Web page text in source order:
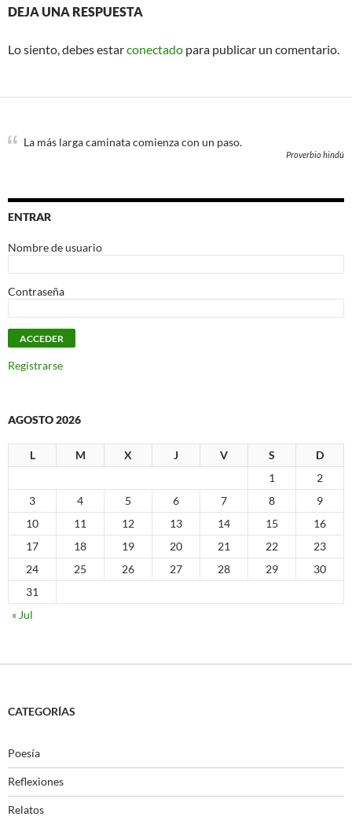
DEJA UNA RESPUESTA
Lo siento, debes estarconectado para publicar un comentario.
La más larga caminata comienza con un paso.
Proverbio hindú
ENTRAR
Nombre de usuario
Contraseña
Registrarse
AGOSTO 2026
L M X J V S
D
1
2
3
4 5 6 7 8
9
10
11 12 13 14 15
16
17
18 19 20 21 22
23
24
25 26 27 28 29
30
31
« Jul
CATEGORÍAS
Poesía
Reflexiones
Relatos